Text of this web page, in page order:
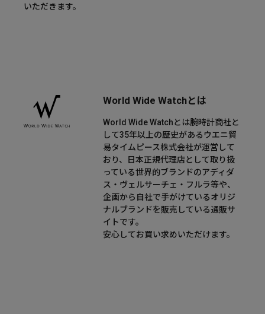
いただきます。
World Wide Watchとは
World Wide Watchとは腕時計商社と
して35年以上の歴史があるウエニ貿
易タイムピース株式会社が運営して
おり、日本正規代理店として取り扱
っている世界的ブランドのアディダ
ス・ヴェルサーチェ・フルラ等や、
企画から自社で手がけているオリジ
ナルブランドを販売している通販サ
イトです。
安心してお買い求めいただけます。